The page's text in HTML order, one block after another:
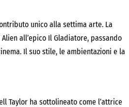
unico alla settima arte. La
all’epico Il Gladiatore, passando
Il suo stile, le ambientazioni e la
Taylor ha sottolineato come l’attrice